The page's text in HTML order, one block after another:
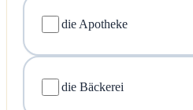
die Apotheke
die Bäckerei